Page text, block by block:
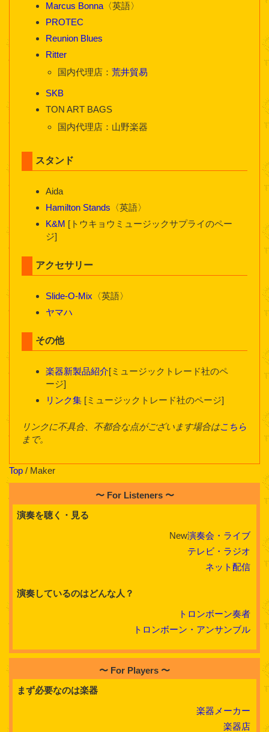
Marcus Bonna〈英語〉
PROTEC
Reunion Blues
Ritter
国内代理店： 荒井貿易
SKB
TON ART BAGS
国内代理店：山野楽器
スタンド
Aida
Hamilton Stands 〈英語〉
K&M [トウキョウミュージックサプライのペー
ジ]
アクセサリー
Slide-O-Mix 〈英語〉
ヤマハ
その他
楽器新製品紹介[ミュージックトレード社のペ
ージ]
リンク集 [ミュージックトレード社のページ]
リンクに不具合、不都合な点がございます場合はこちら
まで。
Top / Maker
〜 For Listeners 〜
演奏を聴く・見る
New演奏会・ライブ
テレビ・ラジオ
ネット配信
演奏しているのはどんな人？
トロンボーン奏者
トロンボーン・アンサンブル
〜 For Players 〜
まず必要なのは楽器
楽器メーカー
楽器店